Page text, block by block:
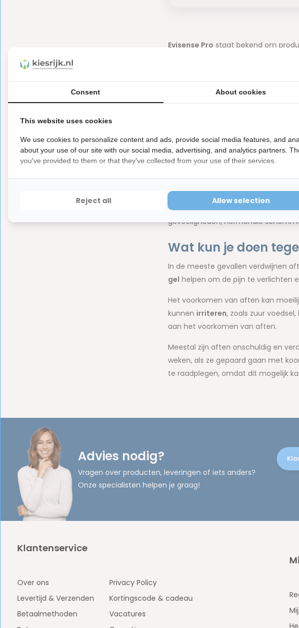
Evisense Pro staat bekend om
mondslijmvlies. De Evisense Pro
Wat zijn aften?
Aften zijnkleine, pijnlijke zweertjes
de mond voorkomen, inclusief op
Welke
Aften worden gekenmerkt door
Hoewel de exacte oorzaak van aften
omvatten onder andere letsel aan
gevoeligheden, hormonale
Wat kun je doen
In de meeste gevallen verdwijnen
gel helpen om de pijn te verlichten
Het voorkomen van aften kan
kunnen irriteren, zoals zuur
aan het voorkomen van aften.
Meestal zijn aften onschuldig en
weken, als ze gepaard gaan met
te raadplegen, omdat dit mogelijk
Advies nodig?
Vragen over producten, leveringen of iets anders?
Onze specialisten helpen je graag!
Klantenservice
Over ons
Levertijd & Verzenden
Betaalmethoden
Privacy Policy
Kortingscode & cadeau
Vacatures
Consent About cookies
This website uses cookies
We use cookies to personalize content and ads, provide social media features, and
about your use of our site with our social media, advertising, and analytics partners.
you've provided to them or that they've collected from your use of their services.
Reject all Allow selection